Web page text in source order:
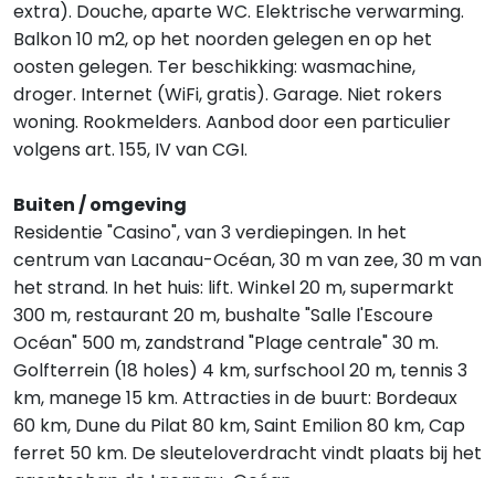
extra). Douche, aparte WC. Elektrische verwarming.
Balkon 10 m2, op het noorden gelegen en op het
oosten gelegen. Ter beschikking: wasmachine,
droger. Internet (WiFi, gratis). Garage. Niet rokers
woning. Rookmelders. Aanbod door een particulier
volgens art. 155, IV van CGI.
Buiten / omgeving
Residentie "Casino", van 3 verdiepingen. In het
centrum van Lacanau-Océan, 30 m van zee, 30 m van
het strand. In het huis: lift. Winkel 20 m, supermarkt
300 m, restaurant 20 m, bushalte "Salle l'Escoure
Océan" 500 m, zandstrand "Plage centrale" 30 m.
Golfterrein (18 holes) 4 km, surfschool 20 m, tennis 3
km, manege 15 km. Attracties in de buurt: Bordeaux
60 km, Dune du Pilat 80 km, Saint Emilion 80 km, Cap
ferret 50 km. De sleuteloverdracht vindt plaats bij het